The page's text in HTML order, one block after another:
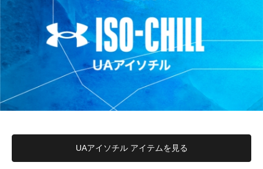
UAアイソチル アイテムを見る